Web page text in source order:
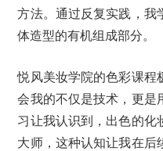
方法。通过反复实践，我
体造型的有机组成部分。
悦风美妆学院的色彩课程
会我的不仅是技术，更是
习让我认识到，出色的化
大师，这种认知让我在后